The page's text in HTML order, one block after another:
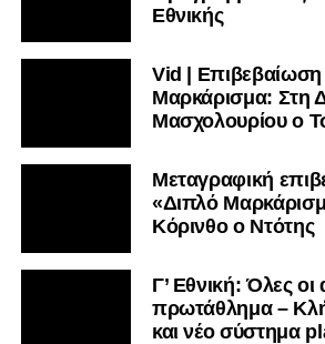
Εθνικής
Vid | Επιβεβαίωση
Μαρκάρισμα: Στη
Μασχολουρίου ο
Μεταγραφική
«Διπλό
Κόρινθο ο Ντότης
Γ’ Εθνική: Όλες
πρωτάθλημα –
και νέο σύστημα